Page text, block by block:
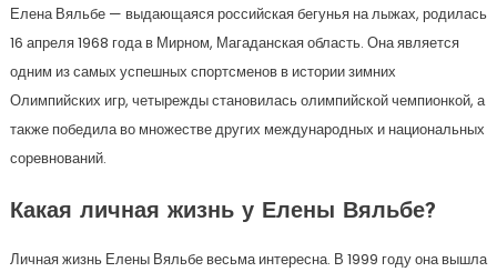
Елена Вяльбе — выдающаяся российская бегунья на лыжах, родилась
16 апреля 1968 года в Мирном, Магаданская область. Она является
одним из самых успешных спортсменов в истории зимних
Олимпийских игр, четырежды становилась олимпийской чемпионкой, а
также победила во множестве других международных и национальных
соревнований.
Какая личная жизнь у Елены Вяльбе?
Личная жизнь Елены Вяльбе весьма интересна. В 1999 году она вышла